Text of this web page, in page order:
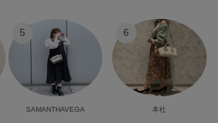
5
SAMANTHAVEGA
6
本社